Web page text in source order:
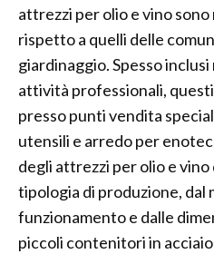
attrezzi per olio e vino
rispetto a quelli delle
giardinaggio. Spesso
attività professionali,
presso punti vendita
utensili e arredo per
degli attrezzi per olio e
tipologia di produzione, dal
funzionamento e dalle
piccoli contenitori in